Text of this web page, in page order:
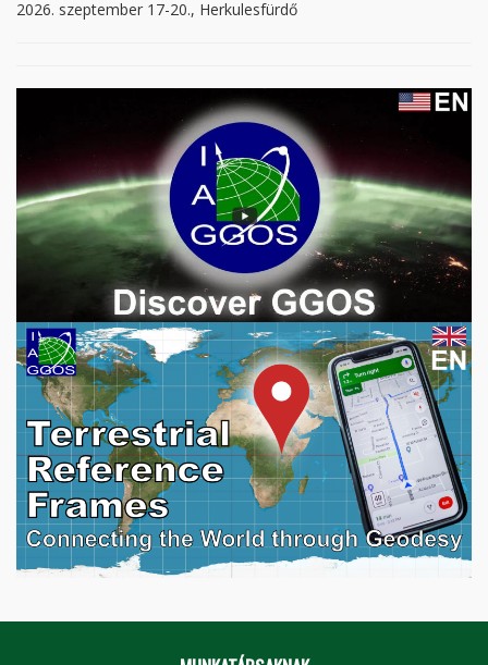
2026. szeptember 17-20., Herkulesfürdő